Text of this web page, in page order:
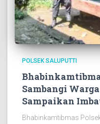
POLSEK SALUPUTTI
Sambangi
Sampaikan
Bhabinkamtibmas